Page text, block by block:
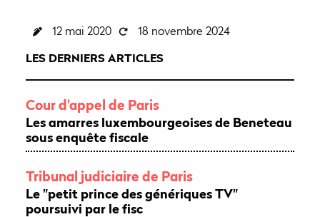
12 mai 2020
18 novembre 2024
LES DERNIERS ARTICLES
Cour d'appel de Paris
Les amarres luxembourgeoises de Beneteau
sous enquête fiscale
Tribunal judiciaire de Paris
Le "petit prince des génériques TV"
poursuivi par le fisc